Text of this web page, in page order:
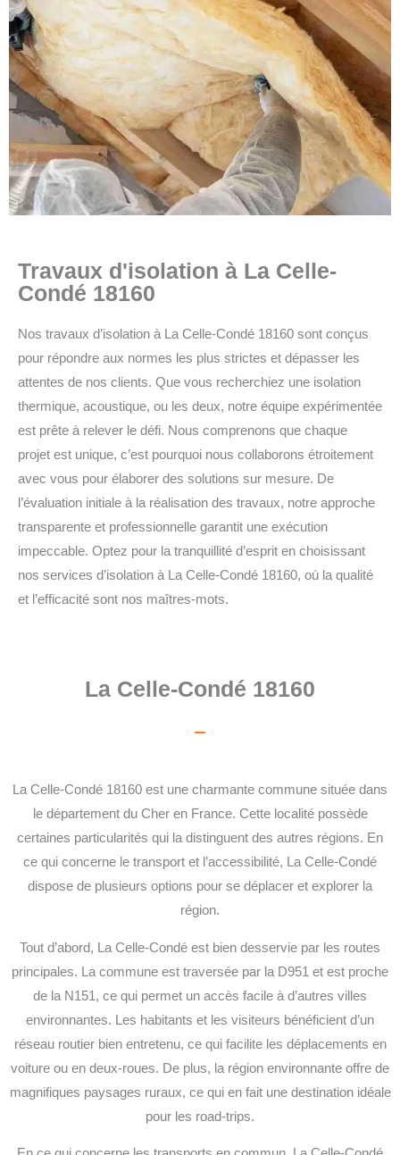
Travaux d'isolation à La Celle-
Condé 18160
Nos travaux d’isolation à La Celle-Condé 18160 sont conçus
pour répondre aux normes les plus strictes et dépasser les
attentes de nos clients. Que vous recherchiez une isolation
thermique, acoustique, ou les deux, notre équipe expérimentée
est prête à relever le défi. Nous comprenons que chaque
projet est unique, c’est pourquoi nous collaborons étroitement
avec vous pour élaborer des solutions sur mesure. De
l’évaluation initiale à la réalisation des travaux, notre approche
transparente et professionnelle garantit une exécution
impeccable. Optez pour la tranquillité d’esprit en choisissant
nos services d’isolation à La Celle-Condé 18160, où la qualité
et l’efficacité sont nos maîtres-mots.
La Celle-Condé 18160
La Celle-Condé 18160 est une charmante commune située dans
le département du Cher en France. Cette localité possède
certaines particularités qui la distinguent des autres régions. En
ce qui concerne le transport et l’accessibilité, La Celle-Condé
dispose de plusieurs options pour se déplacer et explorer la
région.
Tout d’abord, La Celle-Condé est bien desservie par les routes
principales. La commune est traversée par la D951 et est proche
de la N151, ce qui permet un accès facile à d’autres villes
environnantes. Les habitants et les visiteurs bénéficient d’un
réseau routier bien entretenu, ce qui facilite les déplacements en
voiture ou en deux-roues. De plus, la région environnante offre de
magnifiques paysages ruraux, ce qui en fait une destination idéale
pour les road-trips.